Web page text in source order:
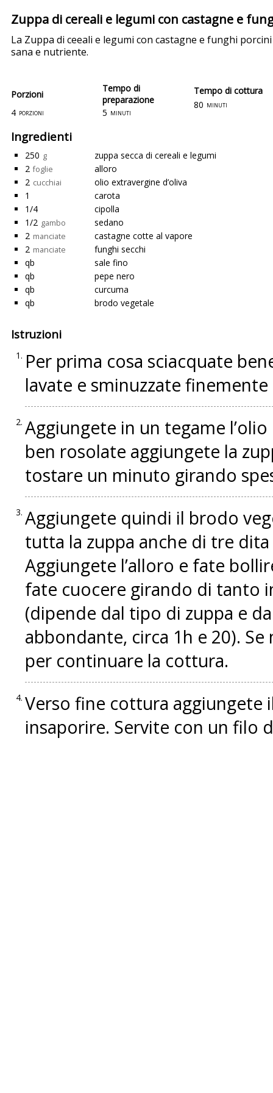
Zuppa di cereali e legumi con castagne e
La Zuppa di ceeali e legumi con castagne e funghi
sana e nutriente.
Porzioni
Tempo di
preparazione
4 porzioni 5 minuti
Tempo di cottura
80 minuti
Ingredienti
250 g
zuppa secca di cereali e legumi
2 foglie
alloro
2 cucchiai
olio extravergine d’oliva
1
carota
1/4
cipolla
1/2 gambo
sedano
2 manciate
castagne cotte al vapore
2 manciate
funghi secchi
qb
sale fino
qb
pepe nero
qb
curcuma
qb
brodo vegetale
Istruzioni
Per prima cosa sciacquate
lavate e sminuzzate
Aggiungete in un tegame
ben rosolate aggiungete la
tostare un minuto girando
Aggiungete quindi il brodo
tutta la zuppa anche di tre
Aggiungete l’alloro e fate
fate cuocere girando di tanto
(dipende dal tipo di zuppa e
abbondante, circa 1h e 20).
per continuare la cottura.
Verso fine cottura aggiungete
insaporire. Servite con un filo